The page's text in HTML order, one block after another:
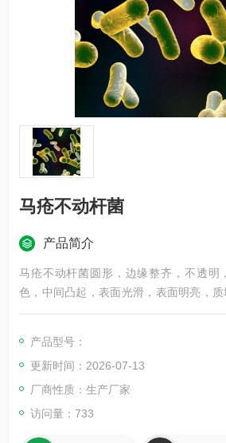
马疮不动杆菌
产品简介
马疮不动杆菌圆形，边缘整齐，不透明
色，中间凸起，表面光滑，表面明亮，质
色素，G－（红），杆菌，纯度：纯
产品型号：
更新时间：2026-07-13
厂商性质：生产厂家
访问量：733